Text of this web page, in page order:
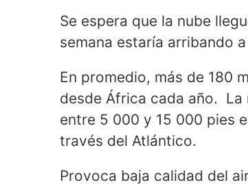
Se espera que la nube
semana estaría arribando
En promedio, más de 180
desde África cada año.
entre 5 000 y 15 000 pies
través del Atlántico.
Provoca baja calidad del